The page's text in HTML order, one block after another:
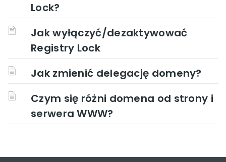
Lock?
Jak wyłączyć/dezaktywować
Registry Lock
Jak zmienić delegację domeny?
Czym się różni domena od strony i
serwera WWW?